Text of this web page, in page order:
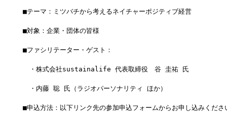
■テーマ：ミツバチから考えるネイチャーポジティブ経営
■対象：企業・団体の皆様
■ファシリテーター・ゲスト：
・株式会社sustainalife 代表取締役　谷 圭祐 氏
・内藤 聡 氏（ラジオパーソナリティ ほか）
■申込方法：以下リンク先の参加申込フォームからお申し込みくださ